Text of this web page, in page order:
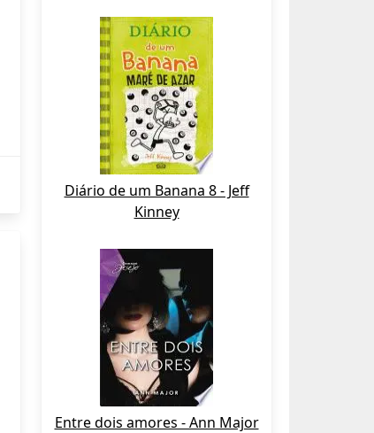
Diário de um Banana 8 - Jeff
Kinney
Entre dois amores - Ann Major